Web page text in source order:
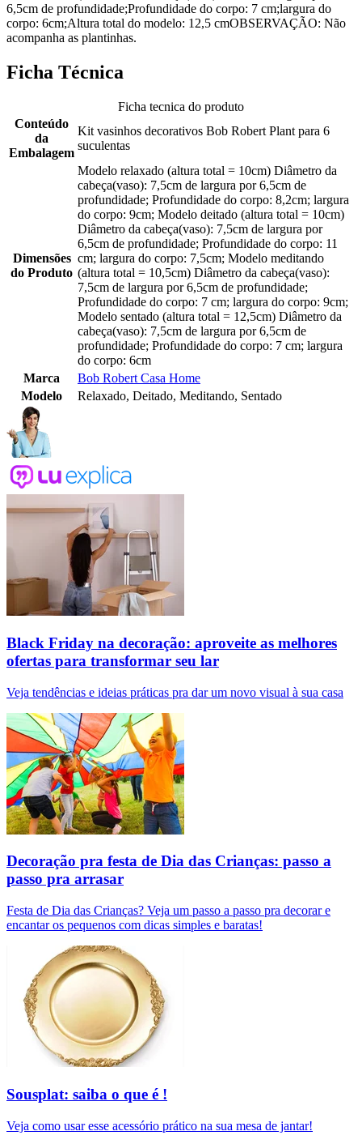
6,5cm de profundidade;Profundidade do corpo: 7 cm;largura do
corpo: 6cm;Altura total do modelo: 12,5 cmOBSERVAÇÃO: Não
acompanha as plantinhas.
Ficha Técnica
Ficha tecnica do produto
Conteúdo
da
Embalagem
Kit vasinhos decorativos Bob Robert Plant para 6
suculentas
Dimensões
do Produto
Modelo relaxado (altura total = 10cm) Diâmetro da
cabeça(vaso): 7,5cm de largura por 6,5cm de
profundidade; Profundidade do corpo: 8,2cm; largura
do corpo: 9cm; Modelo deitado (altura total = 10cm)
Diâmetro da cabeça(vaso): 7,5cm de largura por
6,5cm de profundidade; Profundidade do corpo: 11
cm; largura do corpo: 7,5cm; Modelo meditando
(altura total = 10,5cm) Diâmetro da cabeça(vaso):
7,5cm de largura por 6,5cm de profundidade;
Profundidade do corpo: 7 cm; largura do corpo: 9cm;
Modelo sentado (altura total = 12,5cm) Diâmetro da
cabeça(vaso): 7,5cm de largura por 6,5cm de
profundidade; Profundidade do corpo: 7 cm; largura
do corpo: 6cm
Marca
Bob Robert Casa Home
Modelo
Relaxado, Deitado, Meditando, Sentado
Black Friday na decoração: aproveite as melhores
ofertas para transformar seu lar
Veja tendências e ideias práticas pra dar um novo visual à sua casa
Decoração pra festa de Dia das Crianças: passo a
passo pra arrasar
Festa de Dia das Crianças? Veja um passo a passo pra decorar e
encantar os pequenos com dicas simples e baratas!
Sousplat: saiba o que é !
Veja como usar esse acessório prático na sua mesa de jantar!